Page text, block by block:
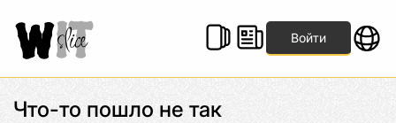
Войти
Что-то пошло не так